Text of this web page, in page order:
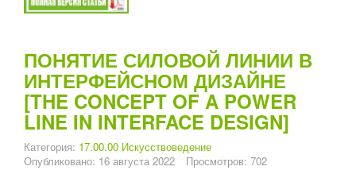
ПОНЯТИЕ СИЛОВОЙ ЛИНИИ В
ИНТЕРФЕЙСНОМ ДИЗАЙНЕ
[THE CONCEPT OF A POWER
LINE IN INTERFACE DESIGN]
Категория: 17.00.00 Искусствоведение
Опубликовано: 16 августа 2022
Просмотров: 702